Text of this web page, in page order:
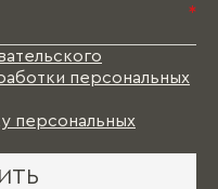
*
персональных
персональных